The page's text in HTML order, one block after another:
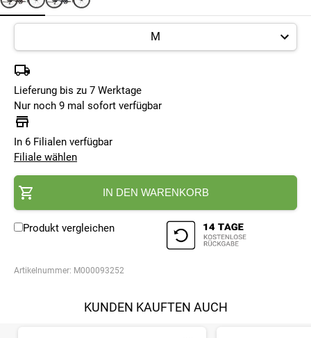
Lieferung bis zu 7 Werktage
Nur noch 9 mal sofort verfügbar
In 6 Filialen verfügbar
Filiale wählen
IN DEN WARENKORB
Produkt vergleichen
Artikelnummer: M000093252
KUNDEN KAUFTEN AUCH